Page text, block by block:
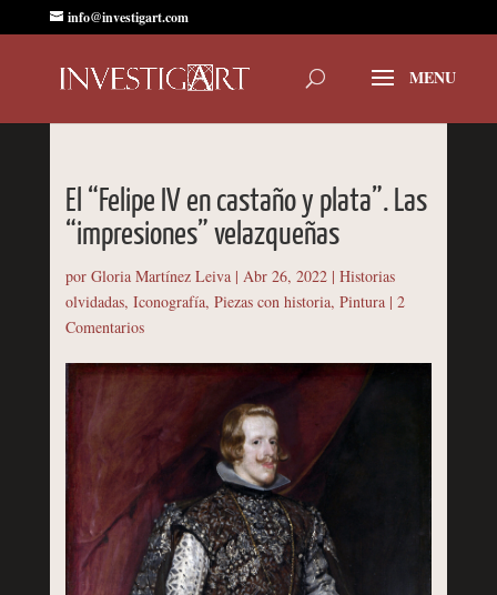
info@investigart.com
El “Felipe IV en castaño y plata”. Las
“impresiones” velazqueñas
por Gloria Martínez Leiva| Abr 26, 2022| Historias
olvidadas, Iconografía, Piezas con historia, Pintura| 2
Comentarios